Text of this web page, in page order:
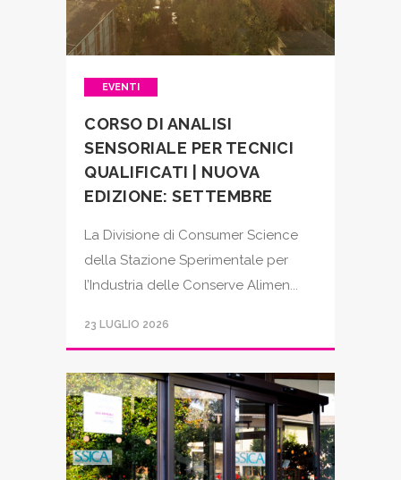
EVENTI
CORSO DI ANALISI
SENSORIALE PER TECNICI
QUALIFICATI | NUOVA
EDIZIONE: SETTEMBRE
La Divisione di Consumer Science
della Stazione Sperimentale per
l’Industria delle Conserve Alimen...
23 LUGLIO 2026